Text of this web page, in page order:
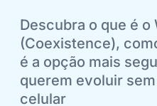
Descubra o que é o
(Coexistence),
é a opção mais
querem evoluir
celular